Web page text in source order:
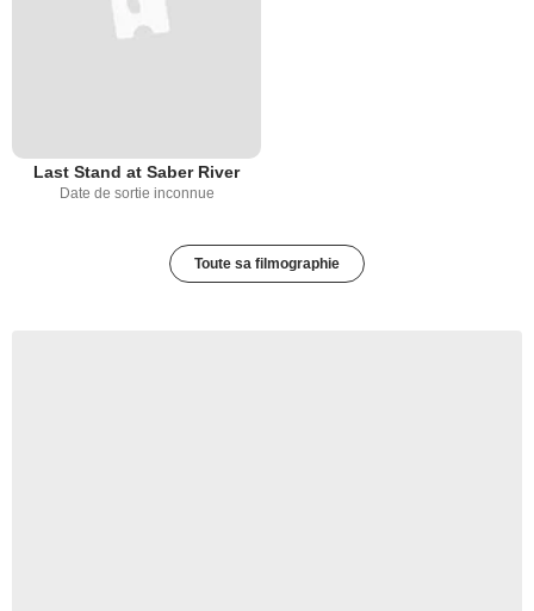
Last Stand at Saber River
Date de sortie inconnue
Toute sa filmographie